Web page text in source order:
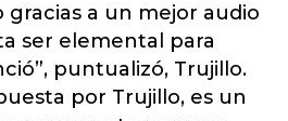
a un mejor audio
ser elemental para
puntualizó, Trujillo.
por Trujillo, es un